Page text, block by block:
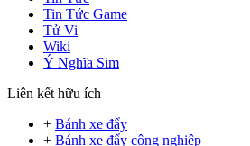
Tin Tức Game
Tử Vi
Wiki
Ý Nghĩa Sim
Liên kết hữu ích
+ Bánh xe đẩy
+ Bánh xe đẩy công nghiệp